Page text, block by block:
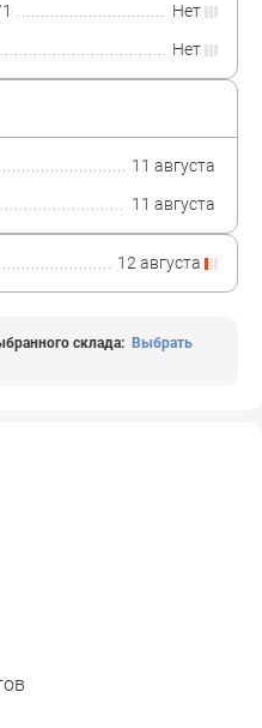
11 августа
11 августа
12 августа
Нет
Нет
склада: Выбрать